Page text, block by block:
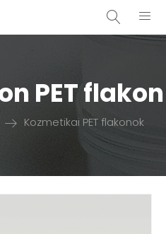
PET flakon
Kozmetikai PET flakonok